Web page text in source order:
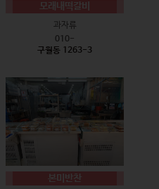
모래내떡갈비
과자류
010-
구월동 1263-3
본미반찬